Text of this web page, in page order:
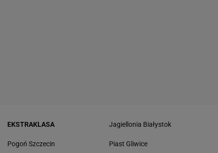
EKSTRAKLASA
Pogoń Szczecin
Jagiellonia Białystok
Piast Gliwice